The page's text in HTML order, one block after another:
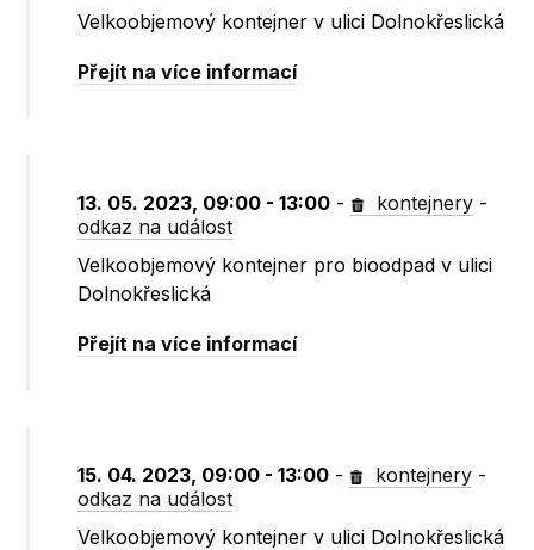
Velkoobjemový kontejner v ulici Dolnokřeslická
Přejít na více informací
13. 05. 2023, 09:00 - 13:00 - kontejnery -
odkaz na událost
Velkoobjemový kontejner pro bioodpad v ulici
Dolnokřeslická
Přejít na více informací
15. 04. 2023, 09:00 - 13:00 - kontejnery -
odkaz na událost
Velkoobjemový kontejner v ulici Dolnokřeslická